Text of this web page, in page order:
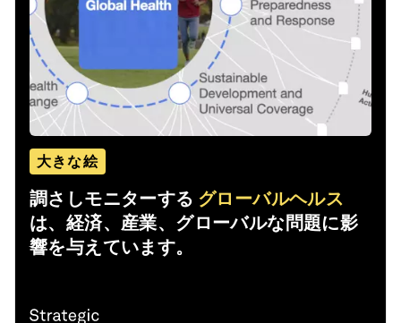
大きな絵
調さしモニターする グローバルヘルス
は、経済、産業、グローバルな問題に影
響を与えています。